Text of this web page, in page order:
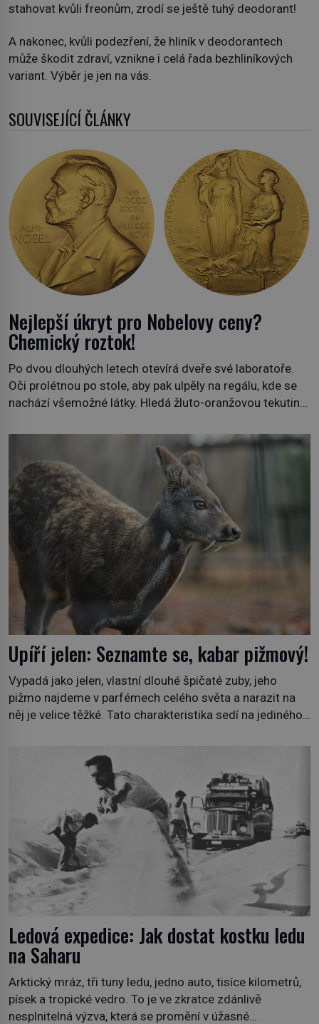
stahovat kvůli freonům, zrodí se ještě tuhý deodorant!
A nakonec, kvůli podezření, že hliník v deodorantech
může škodit zdraví, vznikne i celá řada bezhliníkových
variant. Výběr je jen na vás.
SOUVISEJÍCÍ ČLÁNKY
Nejlepší úkryt pro Nobelovy ceny?
Chemický roztok!
Po dvou dlouhých letech otevírá dveře své laboratoře.
Oči prolétnou po stole, aby pak ulpěly na regálu, kde se
nachází všemožné látky. Hledá žluto-oranžovou tekutinu,
plán dokončit. Pod termínem aqua regia se skrývá
směs s názvem lučavka královská. Svůj přídomek nemá
pro nic za nic, […]
Upíří jelen: Seznamte se, kabar pižmový!
Vypadá jako jelen, vlastní dlouhé špičaté zuby, jeho
pižmo najdeme v parfémech celého světa a narazit na
něj je velice těžké. Tato charakteristika sedí na jediného
1778), jenže v Asii o něm ví už celá staletí. Zvíře
připomíná jelena, v kohoutku dosahuje […]
Ledová expedice: Jak dostat kostku ledu
na Saharu
Arktický mráz, tři tuny ledu, jedno auto, tisíce kilometrů,
písek a tropické vedro. To je ve zkratce zdánlivě
nesplnitelná výzva, která se promění v úžasné